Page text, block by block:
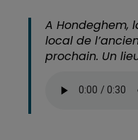
A Hondeghem,
local de
prochain. Un